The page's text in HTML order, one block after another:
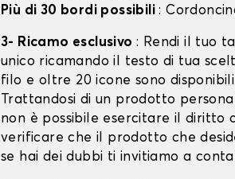
Più di 30 bordi possibili:
3- Ricamo esclusivo : Rendi il tuo
unico ricamando il testo di tua
filo e oltre 20 icone sono
Trattandosi di un prodotto
non è possibile esercitare il diritto
verificare che il prodotto che
se hai dei dubbi ti invitiamo a